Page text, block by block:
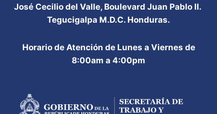
José Cecilio del Valle, Boulevard Juan Pablo II.
Tegucigalpa M.D.C. Honduras.
Horario de Atención de Lunes a Viernes de
8:00am a 4:00pm